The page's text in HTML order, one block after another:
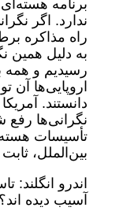
برنامه
ندارد. اگر
به دلیل همین
رسیدیم و همه
اروپایی‌ها آن
دانستند.
نگرانی‌ها
تأسیسات
بین‌الملل،
اندرو
آسیب دیده اند؟